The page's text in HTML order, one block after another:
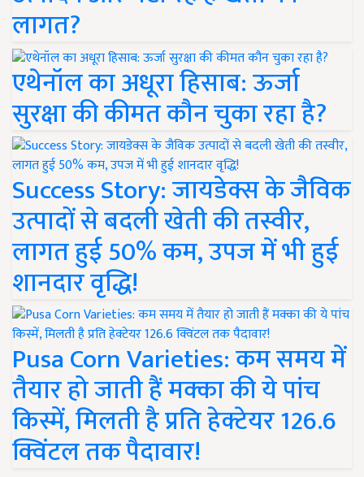
लागत?
एथेनॉल का अधूरा हिसाब: ऊर्जा
सुरक्षा की कीमत कौन चुका रहा है?
Success Story: जायडेक्स के जैविक
उत्पादों से बदली खेती की तस्वीर,
लागत हुई 50% कम, उपज में भी हुई
शानदार वृद्धि!
Pusa Corn Varieties: कम समय में
तैयार हो जाती हैं मक्का की ये पांच
किस्में, मिलती है प्रति हेक्टेयर 126.6
क्विंटल तक पैदावार!